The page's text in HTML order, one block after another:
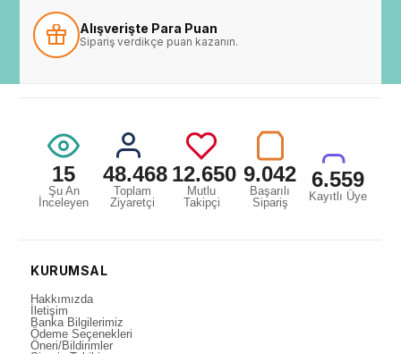
Alışverişte Para Puan
Sipariş verdikçe puan kazanın.
15
Şu An
İnceleyen
48.468
Toplam
Ziyaretçi
12.650
Mutlu
Takipçi
9.042
Başarılı
Sipariş
6.559
Kayıtlı Üye
KURUMSAL
Hakkımızda
İletişim
Banka Bilgilerimiz
Ödeme Seçenekleri
Öneri/Bildirimler